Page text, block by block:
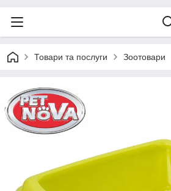
Товари та послуги Зоотовари